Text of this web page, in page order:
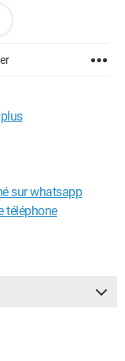
sur whatsapp
téléphone